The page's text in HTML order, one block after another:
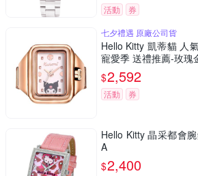
活動
券
七夕禮遇 原廠公司貨
Hello Kitty 凱蒂貓 人
寵愛季 送禮推薦-玫瑰
$2,592
活動 券
Hello Kitty 晶采都會
A
$2,400